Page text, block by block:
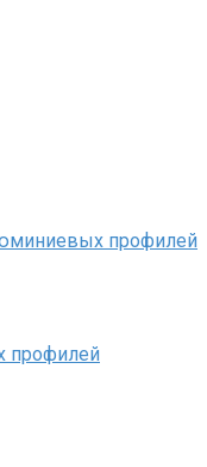
профилей
профилей